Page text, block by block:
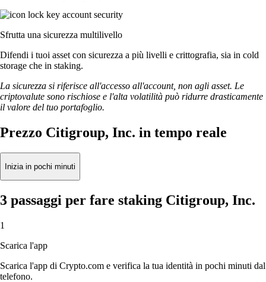
Sfrutta una sicurezza multilivello
Difendi i tuoi asset con sicurezza a più livelli e crittografia, sia in cold
storage che in staking.
La sicurezza si riferisce all'accesso all'account, non agli asset. Le
criptovalute sono rischiose e l'alta volatilità può ridurre drasticamente
il valore del tuo portafoglio.
Prezzo Citigroup, Inc. in tempo reale
Inizia in pochi minuti
3 passaggi per fare staking Citigroup, Inc.
1
Scarica l'app
Scarica l'app di Crypto.com e verifica la tua identità in pochi minuti dal
telefono.